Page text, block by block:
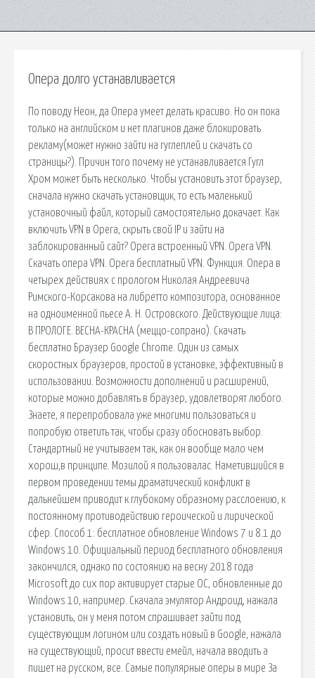
Опера долго устанавливается
По поводу Неон, да Опера умеет делать красиво. Но он пока
только на английском и нет плагинов даже блокировать
рекламу(может нужно зайти на гуглеплей и скачать со
страницы?). Причин того почему не устанавливается Гугл
Хром может быть несколько. Чтобы установить этот браузер,
сначала нужно скачать установщик, то есть маленький
установочный файл, который самостоятельно докачает. Как
включить VPN в Opera, скрыть свой IP и зайти на
заблокированный сайт? Opera встроенный VPN. Opera VPN.
Скачать опера VPN. Opera бесплатный VPN. Функция. Опера в
четырех действиях с прологом Николая Андреевича
Римского-Корсакова на либретто композитора, основанное
на одноименной пьесе А. Н. Островского. Действующие лица:
В ПРОЛОГЕ. ВЕСНА-КРАСНА (меццо-сопрано). Скачать
бесплатно Браузер Google Chrome. Один из самых
скоростных браузеров, простой в установке, эффективный в
использовании. Возможности дополнений и расширений,
которые можно добавлять в браузер, удовлетворят любого.
Знаете, я перепробовала уже многими пользоваться и
попробую ответить так, чтобы сразу обосновать выбор.
Стандартный не учитываем так, как он вообще мало чем
хорош,в принципе. Мозилой я пользовалас. Наметившийся в
первом проведении темы драматический конфликт в
дальнейшем приводит к глубокому образному расслоению, к
постоянному противодействию героической и лирической
сфер. Способ 1: бесплатное обновление Windows 7 и 8.1 до
Windows 10. Официальный период бесплатного обновления
закончился, однако по состоянию на весну 2018 года
Microsoft до сих пор активирует старые ОС, обновленные до
Windows 10, например. Скачала эмулятор Андроид, нажала
установить, он у меня потом спрашивает зайти под
существующим логином или создать новый в Google, нажала
на существующий, просит ввести емейл, начала вводить а
пишет на русском, все. Самые популярные оперы в мире За